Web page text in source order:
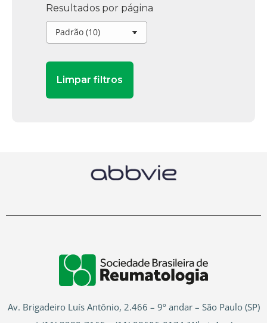
Resultados por página
Av. Brigadeiro Luís Antônio, 2.466 – 9º andar – São Paulo (SP)